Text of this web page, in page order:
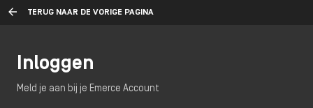
TERUG NAAR DE VORIGE PAGINA
Inloggen
Meld je aan bij je Emerce Account